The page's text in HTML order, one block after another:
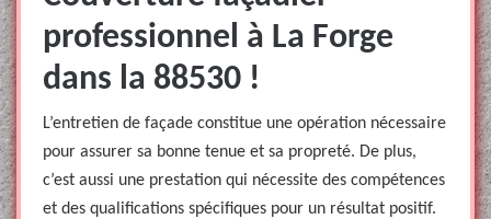
professionnel à La Forge
dans la 88530 !
L’entretien de façade constitue une opération nécessaire
pour assurer sa bonne tenue et sa propreté. De plus,
c’est aussi une prestation qui nécessite des compétences
et des qualifications spécifiques pour un résultat positif.